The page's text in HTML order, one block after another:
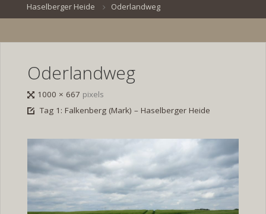
DE
Haselberger Heide
Oderlandweg
Oderlandweg
Full
size
1000 × 667 pixels
Tag 1: Falkenberg (Mark) – Haselberger Heide